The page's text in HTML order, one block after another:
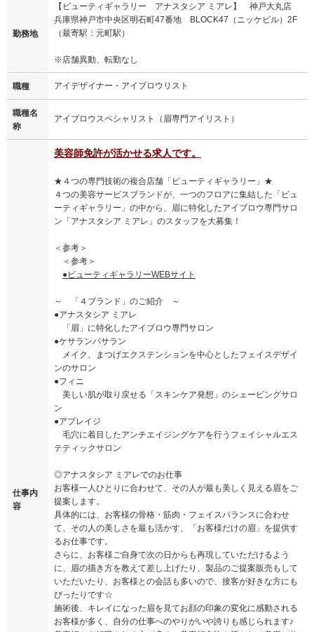
勤務地
【ビューティギャラリー アナスタシア ミアレ】 神戸大丸店
兵庫県神戸市中央区明石町47番地 BLOCK47（ニッケビル）2F
（最寄駅：元町駅）
※店舗異動、転勤なし
職種 アイデザイナー・アイブロウリスト
職種名
称
アイブロウスペシャリスト（眉専門アイリスト）
仕事内
容
美容師免許が活かせる求人です。
★４つの専門技術の複合店舗「ビューティギャラリー」★
４つの美容サービスブランドが、一つのフロアに集結した「ビュ
ーティギャラリー」の中から、眉に特化したアイブロウ専門サロ
ン「アナスタシア ミアレ」のスタッフを大募集！
＜参考＞
＜参考＞
●ビューティギャラリーWEBサイト
～ 「４ブランド」のご紹介 ～
●アナスタシア ミアレ
「眉」に特化したアイブロウ専門サロン
●ケサランパサラン
メイク、まつげエクステンションを中心としたフェイスデザイ
ンのサロン
●フィニ
美しい肌が取り戻せる「スキンケア発想」のシェービングサロ
ン
●アプレイジ
毛穴に着目したアンチエイジングケアを行うフェイシャルエス
テティックサロン
◎アナスタシア ミアレでのお仕事
お客様一人ひとりに合わせて、その人が最も美しく見える眉をご
提案します。
具体的には、お客様の骨格・筋肉・フェイスバランスに合わせ
て、その人の美しさを最も活かす、「お客様だけの眉」を提供す
るお仕事です。
さらに、お客様ご自身で次の日からも再現していただけるよう
に、眉の描き方を教えて差し上げたり、製品のご提案販売もして
いただいたり、お客様との会話も多いので、接客が好きな方にも
ぴったりです☆
施術後、キレイになった眉を見てお顔の印象の変化に感動される
お客様が多く、自分の仕事へのやりがいや誇りも感じられます♪